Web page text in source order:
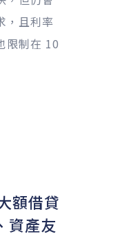
，且利率
限制在 10
額借貸
資產友